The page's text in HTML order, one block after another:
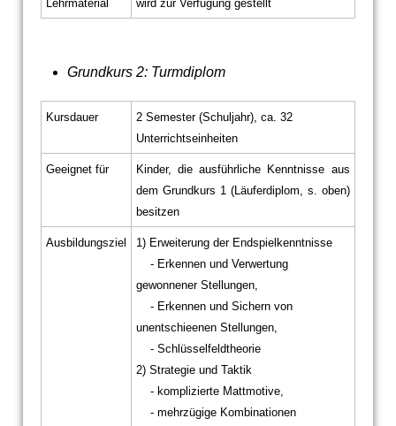
Lehrmaterial wird zur Verfügung gestellt
Grundkurs 2: Turmdiplom
Kursdauer
2 Semester (Schuljahr), ca. 32
Unterrichtseinheiten
Geeignet für
Kinder, die ausführliche Kenntnisse aus
dem Grundkurs 1 (Läuferdiplom, s. oben)
besitzen
Ausbildungsziel
1) Erweiterung der Endspielkenntnisse
- Erkennen und Verwertung
gewonnener Stellungen,
- Erkennen und Sichern von
unentschieenen Stellungen,
- Schlüsselfeldtheorie
2) Strategie und Taktik
- komplizierte Mattmotive,
- mehrzügige Kombinationen